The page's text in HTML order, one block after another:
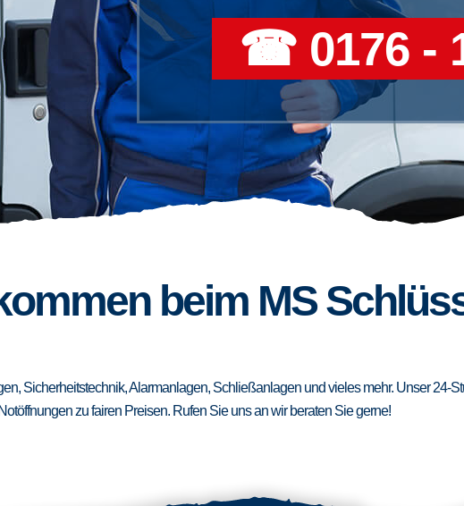
☎ 0176 -
beim MS
Sicherheitstechnik, Alarmanlagen, Schließanlagen und vieles mehr. Unser 24-
Notöffnungen zu fairen Preisen. Rufen Sie uns an wir beraten Sie gerne!